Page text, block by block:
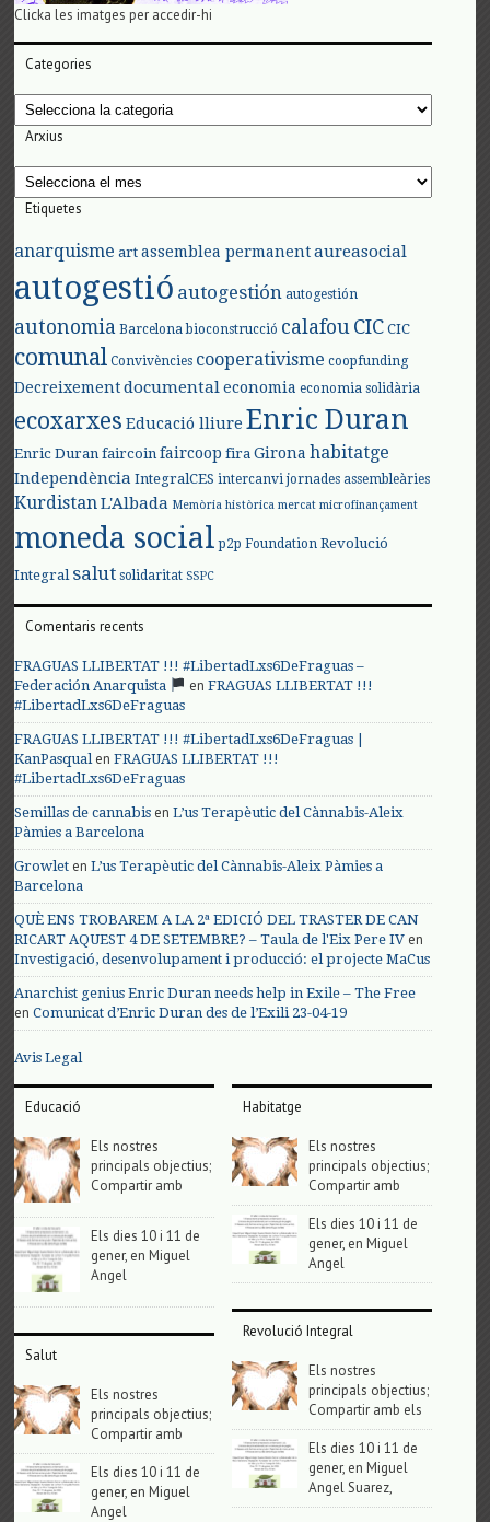
Clicka les imatges per accedir-hi
Categories
Categories
Arxius
Arxius
Etiquetes
anarquisme art assemblea permanent aureasocial
autogestió autogestión autogestión
autonomia Barcelona bioconstrucció calafou CIC CIC
comunal Convivències cooperativisme coopfunding
Decreixement documental economia economia solidària
ecoxarxes Educació lliure Enric Duran
Enric Duran faircoin faircoop fira Girona habitatge
Independència IntegralCES intercanvi jornades assembleàries
KurdistanL'Albada Memòria històrica mercat microfinançament
moneda social p2p Foundation Revolució
Integral salut solidaritat SSPC
Comentaris recents
FRAGUAS LLIBERTAT !!! #LibertadLxs6DeFraguas –
Federación Anarquista
enFRAGUAS LLIBERTAT !!!
#LibertadLxs6DeFraguas
FRAGUAS LLIBERTAT !!! #LibertadLxs6DeFraguas |
KanPasqualenFRAGUAS LLIBERTAT !!!
#LibertadLxs6DeFraguas
Semillas de cannabis enL’us Terapèutic del Cànnabis-Aleix
Pàmies a Barcelona
Growlet enL’us Terapèutic del Cànnabis-Aleix Pàmies a
Barcelona
QUÈ ENS TROBAREM A LA 2ª EDICIÓ DEL TRASTER DE CAN
RICART AQUEST 4 DE SETEMBRE? – Taula de l'Eix Pere IV en
Investigació, desenvolupament i producció: el projecte MaCus
Anarchist genius Enric Duran needs help in Exile – The Free
enComunicat d’Enric Duran des de l’Exili 23-04-19
Avis Legal
Educació
Els nostres
principals objectius;
Compartir amb
Els dies 10 i 11 de
gener, en Miguel
Angel
Salut
Els nostres
principals objectius;
Compartir amb
Els dies 10 i 11 de
gener, en Miguel
Angel
Habitatge
Els nostres
principals objectius;
Compartir amb
Els dies 10 i 11 de
gener, en Miguel
Angel
Revolució Integral
Els nostres
principals objectius;
Compartir amb els
Els dies 10 i 11 de
gener, en Miguel
Angel Suarez,